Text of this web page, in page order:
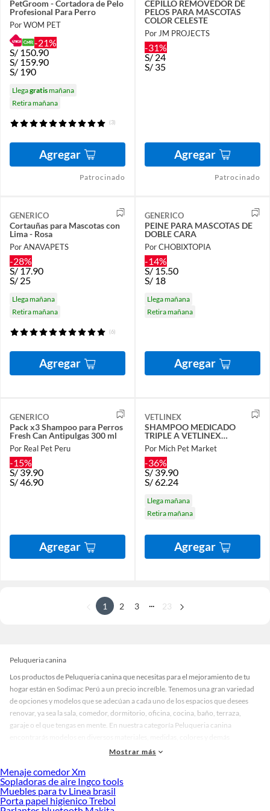
PetGroom - Cortadora de Pelo
Profesional Para Perro
Por WOM PET
-21%
S/ 150.90
S/ 159.90
S/ 190
Llegagratismañana
Retira mañana
(3)
Agregar
Patrocinado
CEPILLO REMOVEDOR DE
PELOS PARA MASCOTAS
COLOR CELESTE
Por JM PROJECTS
-31%
S/24
S/ 35
Agregar
Patrocinado
GENERICO
Cortauñas para Mascotas con
Lima - Rosa
Por ANAVAPETS
-28%
S/ 17.90
S/ 25
Llega mañana
Retira mañana
(6)
Agregar
GENERICO
PEINE PARA MASCOTAS DE
DOBLE CARA
Por CHOBIXTOPIA
-14%
S/ 15.50
S/ 18
Llega mañana
Retira mañana
Agregar
GENERICO
Pack x3 Shampoo para Perros
Fresh Can Antipulgas 300 ml
Por Real Pet Peru
-15%
S/ 39.90
S/46.90
Agregar
VETLINEX
SHAMPOO MEDICADO
TRIPLE A VETLINEX…
Por Mich Pet Market
-36%
S/ 39.90
S/62.24
Llega mañana
Retira mañana
Agregar
1 2 3 ... 23
Peluqueria canina
Los productos de Peluqueria canina que necesitas para el mejoramiento de tu
hogar están en Sodimac Perú a un precio increíble. Tenemos una gran variedad
de opciones y modelos que se adecúan a cada uno de los espacios que desees
renovar, ya sea la sala, comedor, dormitorio, oficina, cocina, baño, terraza,
garaje o el que tengas en mente. En nuestra categoría Peluqueria canina
características específicas de tu preferencia. Recuerda que solo en Sodimac
mejores marcas de calidad y con garantía.
Precios de Peluqueria canina en Sodimac Perú
Si buscas ahorrar, estás en la tienda correcta porque en Sodimac tenemos
Mostrar más
Menaje comedor Xm
Sopladoras de aire Ingco tools
Muebles para tv Linea brasil
Porta papel higienico Trebol